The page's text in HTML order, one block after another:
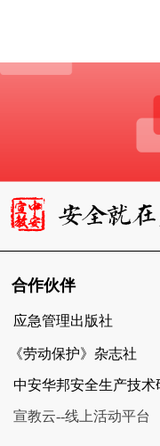
合作伙伴
宣教云--线上活动平台
应急管理出版社
《劳动保护》杂志社
中安华邦安全生产技术